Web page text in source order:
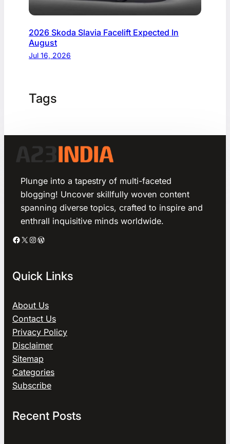
2026 Skoda Slavia Facelift Expected In
August
Jul 16, 2026
Tags
Plunge into a tapestry of multi-faceted
blogging! Uncover skillfully woven content
spanning diverse topics, crafted to inspire and
enthrall inquisitive minds worldwide.
Facebook X Instagram WordPress
Quick Links
About Us
Contact Us
Privacy Policy
Disclaimer
Sitemap
Categories
Subscribe
Recent Posts